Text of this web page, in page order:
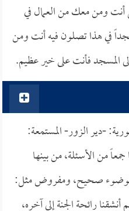
ومن معك من العمال في
في هذا تصلون فيه أنت ومن
فأنت على خير عظيم.
-دير الزور- المستمعة:
من الأسئلة، من بينها
الوضوء صحيح، ومفروض مثل:
رائحة الجنة إلى آخره،